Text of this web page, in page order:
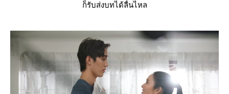
ก็รับส่งบทได้ลื่นไหล